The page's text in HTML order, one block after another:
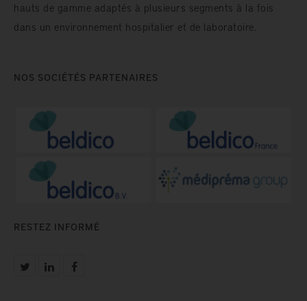
hauts de gamme adaptés à plusieurs segments à la fois
dans un environnement hospitalier et de laboratoire.
NOS SOCIÉTÉS PARTENAIRES
RESTEZ INFORMÉ